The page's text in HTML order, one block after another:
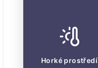
Horké prostředí